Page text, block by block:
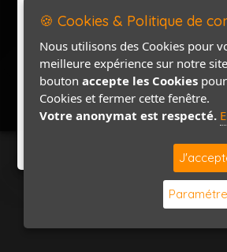
🍪 Cookies & Politique de
Nous utilisons des Cookies pour
meilleure expérience sur notre
bouton accepte les Cookies
Cookies et fermer cette fenêtre.
Votre anonymat est respecté.